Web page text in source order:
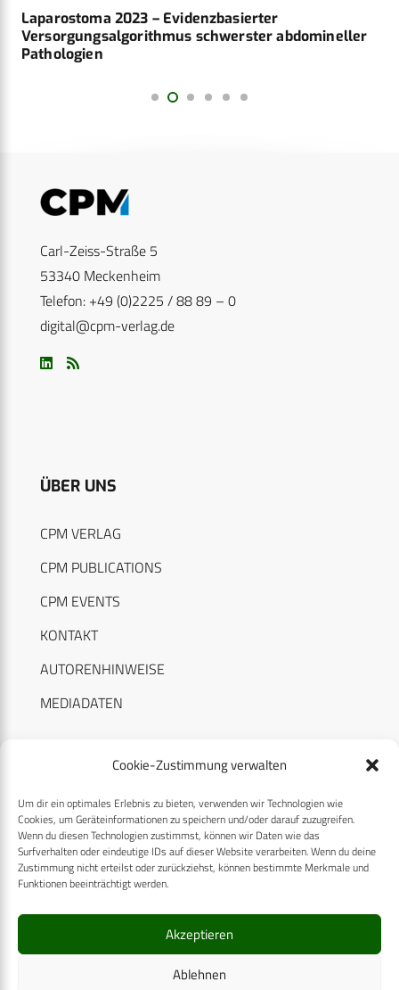
Cookie-Zustimmung verwalten
Um dir ein optimales Erlebnis zu bieten, verwenden wir Technologien wie
Cookies, um Geräteinformationen zu speichern und/oder darauf zuzugreifen.
Wenn du diesen Technologien zustimmst, können wir Daten wie das
Surfverhalten oder eindeutige IDs auf dieser Website verarbeiten. Wenn du deine
Zustimmung nicht erteilst oder zurückziehst, können bestimmte Merkmale und
Funktionen beeinträchtigt werden.
Akzeptieren
Ablehnen
Laparostoma 2023 – Evidenzbasierter
Versorgungsalgorithmus schwerster abdomineller
Pathologien
Carl-Zeiss-Straße 5
53340 Meckenheim
Telefon: +49 (0)2225 / 88 89 – 0
digital@cpm-verlag.de
ÜBER UNS
CPM VERLAG
CPM PUBLICATIONS
CPM EVENTS
KONTAKT
AUTORENHINWEISE
MEDIADATEN
RECHTLICHES
Datenschutzerklärung
Cookie-Richtlinie (EU)